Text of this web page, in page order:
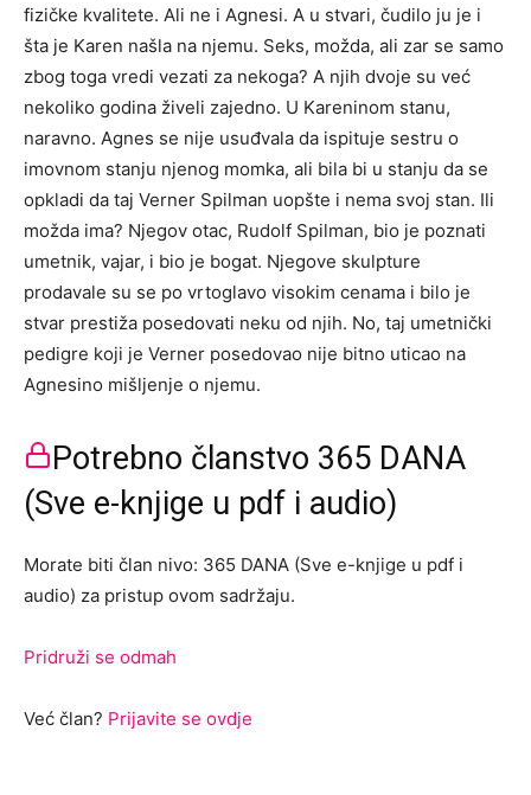
fizičke kvalitete. Ali ne i Agnesi. A u stvari, čudilo ju je i
šta je Karen našla na njemu. Seks, možda, ali zar se samo
zbog toga vredi vezati za nekoga? A njih dvoje su već
nekoliko godina živeli zajedno. U Kareninom stanu,
naravno. Agnes se nije usuđvala da ispituje sestru o
imovnom stanju njenog momka, ali bila bi u stanju da se
opkladi da taj Verner Spilman uopšte i nema svoj stan. Ili
možda ima? Njegov otac, Rudolf Spilman, bio je poznati
umetnik, vajar, i bio je bogat. Njegove skulpture
prodavale su se po vrtoglavo visokim cenama i bilo je
stvar prestiža posedovati neku od njih. No, taj umetnički
pedigre koji je Verner posedovao nije bitno uticao na
Agnesino mišljenje o njemu.
Potrebno članstvo 365 DANA
(Sve e-knjige u pdf i audio)
Morate biti član nivo: 365 DANA (Sve e-knjige u pdf i
audio) za pristup ovom sadržaju.
Pridruži se odmah
Već član? Prijavite se ovdje